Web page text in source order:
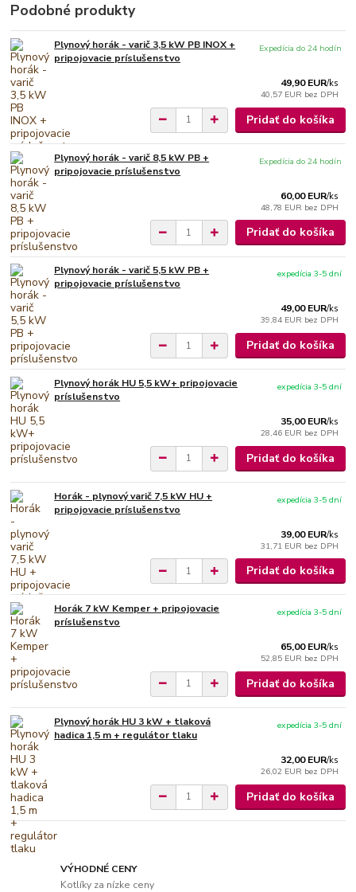
Podobné produkty
Plynový horák - varič 3,5 kW PB INOX +
pripojovacie príslušenstvo
49,90 EUR/ks
40,57 EUR bez DPH
Expedícia do 24 hodín
Pridať do košíka
Plynový horák - varič 8,5 kW PB +
pripojovacie príslušenstvo
60,00 EUR/ks
48,78 EUR bez DPH
Expedícia do 24 hodín
Pridať do košíka
Plynový horák - varič 5,5 kW PB +
pripojovacie príslušenstvo
49,00 EUR/ks
39,84 EUR bez DPH
expedícia 3-5 dní
Pridať do košíka
Plynový horák HU 5,5 kW+ pripojovacie
príslušenstvo
35,00 EUR/ks
28,46 EUR bez DPH
expedícia 3-5 dní
Pridať do košíka
Horák - plynový varič 7,5 kW HU +
pripojovacie príslušenstvo
39,00 EUR/ks
31,71 EUR bez DPH
expedícia 3-5 dní
Pridať do košíka
Horák 7 kW Kemper + pripojovacie
príslušenstvo
65,00 EUR/ks
52,85 EUR bez DPH
expedícia 3-5 dní
Pridať do košíka
Plynový horák HU 3 kW + tlaková
hadica 1,5 m + regulátor tlaku
32,00 EUR/ks
26,02 EUR bez DPH
expedícia 3-5 dní
Pridať do košíka
VÝHODNÉ CENY
Kotlíky za nízke ceny